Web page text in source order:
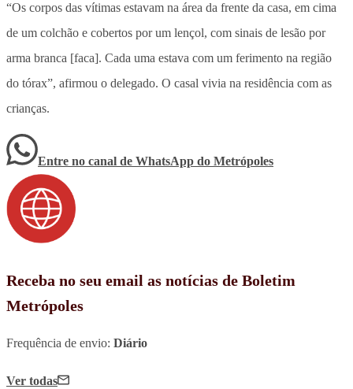
“Os corpos das vítimas estavam na área da frente da casa, em cima
de um colchão e cobertos por um lençol, com sinais de lesão por
arma branca [faca]. Cada uma estava com um ferimento na região
do tórax”, afirmou o delegado. O casal vivia na residência com as
crianças.
Entre no canal de WhatsApp do Metrópoles
Receba no seu email as notícias de Boletim
Metrópoles
Frequência de envio: Diário
Ver todas